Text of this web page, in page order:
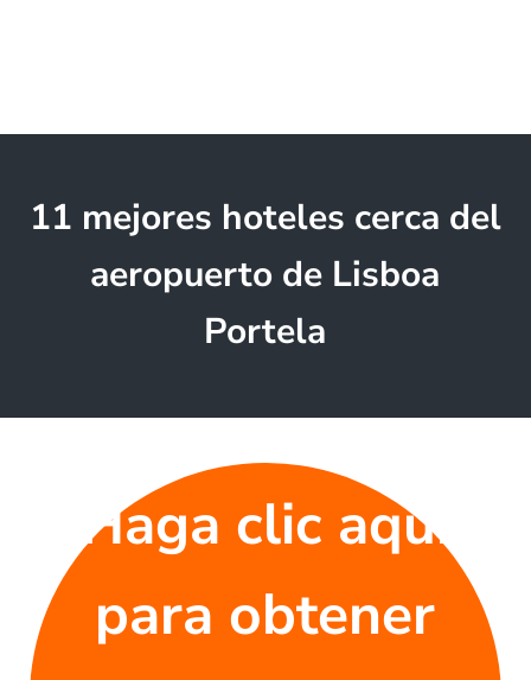
11 mejores hoteles cerca del
aeropuerto de Lisboa
Portela
Haga clic aquí
para obtener